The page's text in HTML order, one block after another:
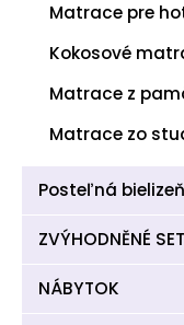
Matrace pre
Kokosové
Matrace z
Matrace zo
Posteľná bielizeň
ZVÝHODNĚNÉ
NÁBYTOK